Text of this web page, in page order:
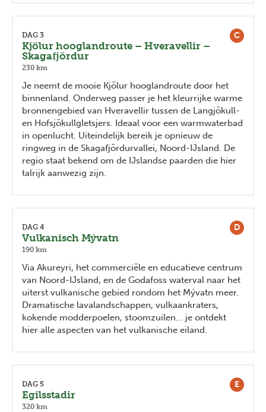
C
DAG 3
Kjölur hooglandroute – Hveravellir –
Skagafjördur
230 km
Je neemt de mooie Kjölur hooglandroute door het
binnenland. Onderweg passer je het kleurrijke warme
bronnengebied van Hveravellir tussen de Langjökull-
en Hofsjökullgletsjers. Ideaal voor een warmwaterbad
in openlucht. Uiteindelijk bereik je opnieuw de
ringweg in de Skagafjördurvallei, Noord-IJsland. De
regio staat bekend om de IJslandse paarden die hier
talrijk aanwezig zijn.
D
DAG 4
Vulkanisch Mývatn
190 km
Via Akureyri, het commerciële en educatieve centrum
van Noord-IJsland, en de Godafoss waterval naar het
uiterst vulkanische gebied rondom het Mývatn meer.
Dramatische lavalandschappen, vulkaankraters,
kokende modderpoelen, stoomzuilen… je ontdekt
hier alle aspecten van het vulkanische eiland.
E
DAG 5
Egilsstadir
320 km